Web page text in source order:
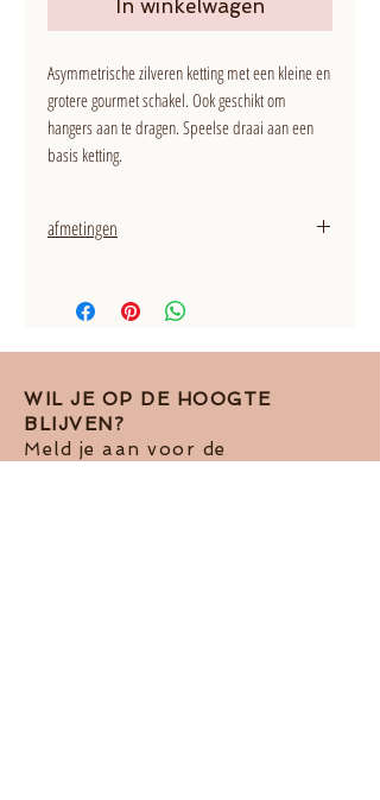
In winkelwagen
Asymmetrische zilveren ketting met een kleine en
grotere gourmet schakel. Ook geschikt om
hangers aan te dragen. Speelse draai aan een
basis ketting.
afmetingen
WIL JE OP DE HOOGTE
BLIJVEN?
Meld je aan voor de